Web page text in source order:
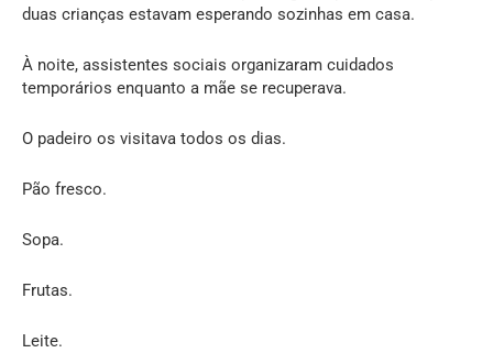
duas crianças estavam esperando sozinhas em casa.
À noite, assistentes sociais organizaram cuidados
temporários enquanto a mãe se recuperava.
O padeiro os visitava todos os dias.
Pão fresco.
Sopa.
Frutas.
Leite.